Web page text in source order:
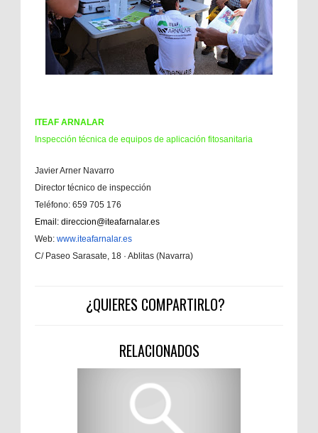
ITEAF ARNALAR
Inspección técnica de equipos de aplicación fitosanitaria
Javier Arner Navarro
Director técnico de inspección
Teléfono: 659 705 176
Email: direccion@iteafarnalar.es
Web: www.iteafarnalar.es
C/ Paseo Sarasate, 18 · Ablitas (Navarra)
¿QUIERES COMPARTIRLO?
RELACIONADOS